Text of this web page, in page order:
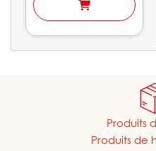
Produits
Produits de